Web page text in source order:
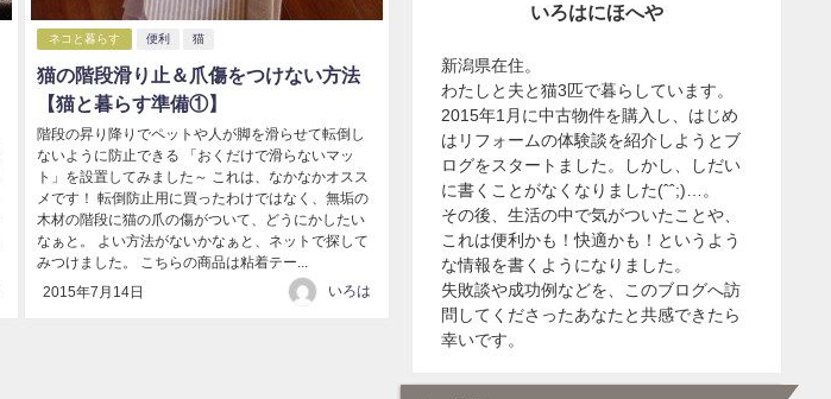
ネコと暮らす 便利 猫
猫の階段滑り止＆爪傷をつけない方法
【猫と暮らす準備①】
階段の昇り降りでペットや人が脚を滑らせて転倒し
ないように防止できる 「おくだけで滑らないマッ
ト」を設置してみました～ これは、なかなかオスス
メです！ 転倒防止用に買ったわけではなく、無垢の
木材の階段に猫の爪の傷がついて、どうにかしたい
なぁと。 よい方法がないかなぁと、ネットで探して
みつけました。 こちらの商品は粘着テー...
2015年7月14日 いろは
いろはにほへや
新潟県在住。
わたしと夫と猫3匹で暮らしています。
2015年1月に中古物件を購入し、はじめ
はリフォームの体験談を紹介しようとブ
ログをスタートました。しかし、しだい
に書くことがなくなりました(ˆˆ;)…。
その後、生活の中で気がついたことや、
これは便利かも！快適かも！というよう
な情報を書くようになりました。
失敗談や成功例などを、このブログへ訪
問してくださったあなたと共感できたら
幸いです。